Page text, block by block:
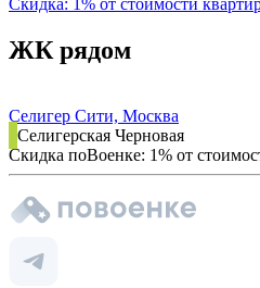
Скидка: 1% от стоимости
ЖК рядом
Селигер Сити, Москва
Селигерская Черновая
Скидка поВоенке: 1% от